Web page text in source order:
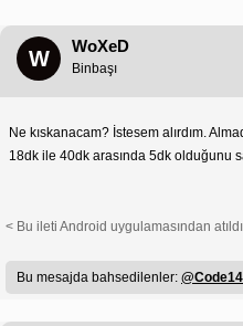
W
WoXeD
Binbaşı
Ne kıskanacam? İstesem alırdım.
18dk ile 40dk arasında 5dk olduğunu
< Bu ileti Android uygulamasından
Bu mesajda bahsedilenler: